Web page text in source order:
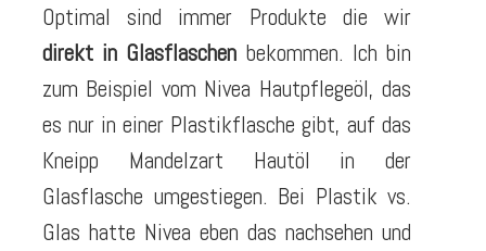
Optimal sind immer Produkte die wir
direkt in Glasflaschen bekommen. Ich bin
zum Beispiel vom Nivea Hautpflegeöl, das
es nur in einer Plastikflasche gibt, auf das
Kneipp Mandelzart Hautöl in der
Glasflasche umgestiegen. Bei Plastik vs.
Glas hatte Nivea eben das nachsehen und